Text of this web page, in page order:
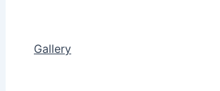
Gallery